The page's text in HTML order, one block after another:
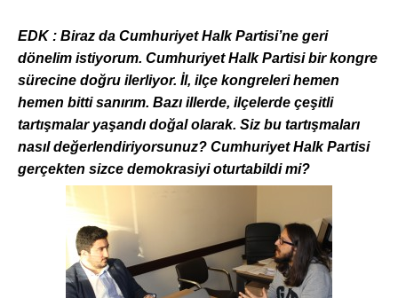
EDK : Biraz da Cumhuriyet Halk Partisi’ne geri
dönelim istiyorum. Cumhuriyet Halk Partisi bir kongre
sürecine doğru ilerliyor. İl, ilçe kongreleri hemen
hemen bitti sanırım. Bazı illerde, ilçelerde çeşitli
tartışmalar yaşandı doğal olarak. Siz bu tartışmaları
nasıl değerlendiriyorsunuz? Cumhuriyet Halk Partisi
gerçekten sizce demokrasiyi oturtabildi mi?